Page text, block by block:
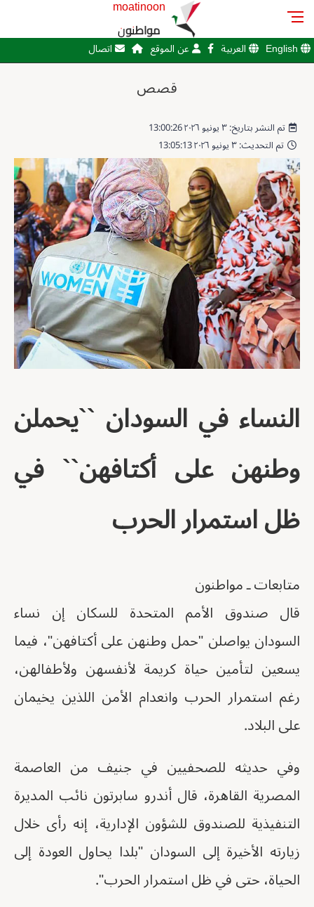
moatinoon
مواطنون
English العربية عن الموقع اتصال
قصص
تم النشر بتاريخ: ٣ يونيو ٢٠٢٦ 13:00:26
تم التحديث: ٣ يونيو ٢٠٢٦ 13:05:13
النساء في السودان ``يحملن
وطنهن على أكتافهن`` في
ظل استمرار الحرب
متابعات ـ مواطنون
قال صندوق الأمم المتحدة للسكان إن نساء
السودان يواصلن "حمل وطنهن على أكتافهن"، فيما
يسعين لتأمين حياة كريمة لأنفسهن ولأطفالهن،
رغم استمرار الحرب وانعدام الأمن اللذين يخيمان
على البلاد.
وفي حديثه للصحفيين في جنيف من العاصمة
المصرية القاهرة، قال أندرو سابرتون نائب المديرة
التنفيذية للصندوق للشؤون الإدارية، إنه رأى خلال
زيارته الأخيرة إلى السودان "بلدا يحاول العودة إلى
الحياة، حتى في ظل استمرار الحرب".